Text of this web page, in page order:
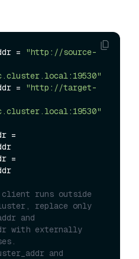
=
"http://source-
=
"http://target-
=
=
runs outside
replace only
and
with externally
and